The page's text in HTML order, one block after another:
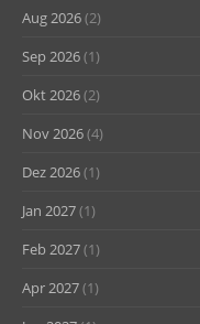
Aug 2026(2)
Sep 2026(1)
Okt 2026(2)
Nov 2026(4)
Dez 2026(1)
Jan 2027(1)
Feb 2027(1)
Apr 2027(1)